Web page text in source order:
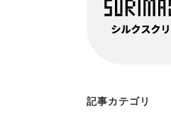
記事カテゴリ